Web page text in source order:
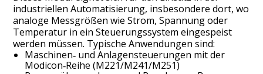
industriellen Automatisierung, insbesondere dort, wo
analoge Messgrößen wie Strom, Spannung oder
Temperatur in ein Steuerungssystem eingespeist
werden müssen. Typische Anwendungen sind:
Maschinen‑ und Anlagensteuerungen mit der
Modicon‑Reihe (M221/M241/M251)